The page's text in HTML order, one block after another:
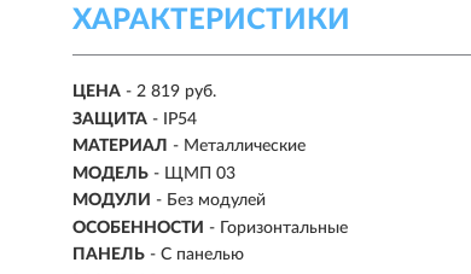
ХАРАКТЕРИСТИКИ
ЦЕНА - 2 819 руб.
ЗАЩИТА - IP54
МАТЕРИАЛ - Металлические
МОДЕЛЬ - ЩМП 03
МОДУЛИ - Без модулей
ОСОБЕННОСТИ - Горизонтальные
ПАНЕЛЬ - С панелью